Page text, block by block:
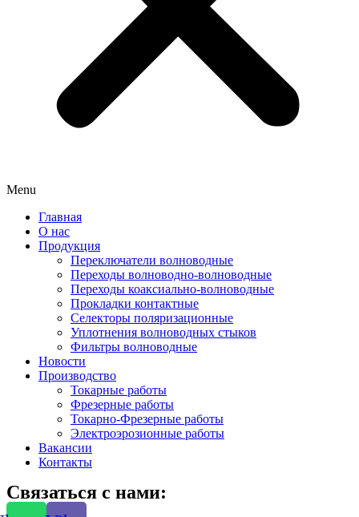
Menu
Главная
О нас
Продукция
Переключатели волноводные
Переходы волноводно-волноводные
Переходы коаксиально-волноводные
Прокладки контактные
Селекторы поляризационные
Уплотнения волноводных стыков
Фильтры волноводные
Новости
Производство
Токарные работы
Фрезерные работы
Токарно-Фрезерные работы
Электроэрозионные работы
Вакансии
Контакты
Связаться с нами: